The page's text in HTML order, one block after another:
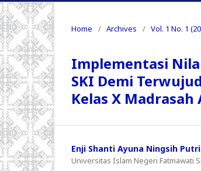
Home / Archives / Vol. 1 No. 1
Implementasi
SKI Demi
Kelas X
Enji Shanti Ayuna Ningsih Putri
Universitas Islam Negeri Fatmawati